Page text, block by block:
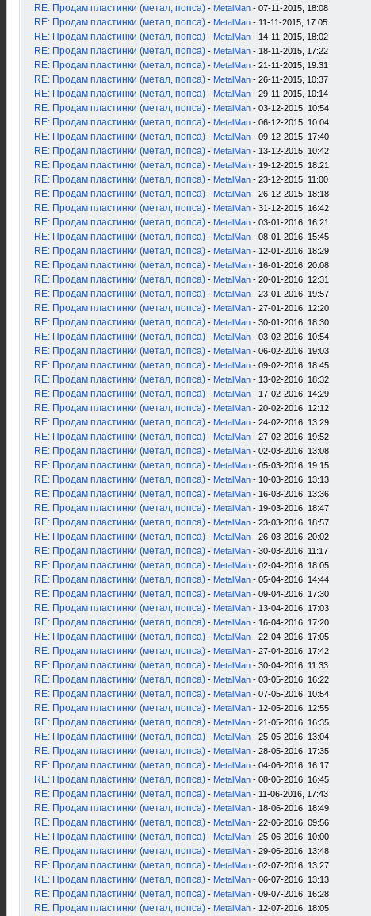
RE: Продам пластинки (метал, попса) - MetalMan - 07-11-2015, 18:08
RE: Продам пластинки (метал, попса) - MetalMan - 11-11-2015, 17:05
RE: Продам пластинки (метал, попса) - MetalMan - 14-11-2015, 18:02
RE: Продам пластинки (метал, попса) - MetalMan - 18-11-2015, 17:22
RE: Продам пластинки (метал, попса) - MetalMan - 21-11-2015, 19:31
RE: Продам пластинки (метал, попса) - MetalMan - 26-11-2015, 10:37
RE: Продам пластинки (метал, попса) - MetalMan - 29-11-2015, 10:14
RE: Продам пластинки (метал, попса) - MetalMan - 03-12-2015, 10:54
RE: Продам пластинки (метал, попса) - MetalMan - 06-12-2015, 10:04
RE: Продам пластинки (метал, попса) - MetalMan - 09-12-2015, 17:40
RE: Продам пластинки (метал, попса) - MetalMan - 13-12-2015, 10:42
RE: Продам пластинки (метал, попса) - MetalMan - 19-12-2015, 18:21
RE: Продам пластинки (метал, попса) - MetalMan - 23-12-2015, 11:00
RE: Продам пластинки (метал, попса) - MetalMan - 26-12-2015, 18:18
RE: Продам пластинки (метал, попса) - MetalMan - 31-12-2015, 16:42
RE: Продам пластинки (метал, попса) - MetalMan - 03-01-2016, 16:21
RE: Продам пластинки (метал, попса) - MetalMan - 08-01-2016, 15:45
RE: Продам пластинки (метал, попса) - MetalMan - 12-01-2016, 18:29
RE: Продам пластинки (метал, попса) - MetalMan - 16-01-2016, 20:08
RE: Продам пластинки (метал, попса) - MetalMan - 20-01-2016, 12:31
RE: Продам пластинки (метал, попса) - MetalMan - 23-01-2016, 19:57
RE: Продам пластинки (метал, попса) - MetalMan - 27-01-2016, 12:20
RE: Продам пластинки (метал, попса) - MetalMan - 30-01-2016, 18:30
RE: Продам пластинки (метал, попса) - MetalMan - 03-02-2016, 10:54
RE: Продам пластинки (метал, попса) - MetalMan - 06-02-2016, 19:03
RE: Продам пластинки (метал, попса) - MetalMan - 09-02-2016, 18:45
RE: Продам пластинки (метал, попса) - MetalMan - 13-02-2016, 18:32
RE: Продам пластинки (метал, попса) - MetalMan - 17-02-2016, 14:29
RE: Продам пластинки (метал, попса) - MetalMan - 20-02-2016, 12:12
RE: Продам пластинки (метал, попса) - MetalMan - 24-02-2016, 13:29
RE: Продам пластинки (метал, попса) - MetalMan - 27-02-2016, 19:52
RE: Продам пластинки (метал, попса) - MetalMan - 02-03-2016, 13:08
RE: Продам пластинки (метал, попса) - MetalMan - 05-03-2016, 19:15
RE: Продам пластинки (метал, попса) - MetalMan - 10-03-2016, 13:13
RE: Продам пластинки (метал, попса) - MetalMan - 16-03-2016, 13:36
RE: Продам пластинки (метал, попса) - MetalMan - 19-03-2016, 18:47
RE: Продам пластинки (метал, попса) - MetalMan - 23-03-2016, 18:57
RE: Продам пластинки (метал, попса) - MetalMan - 26-03-2016, 20:02
RE: Продам пластинки (метал, попса) - MetalMan - 30-03-2016, 11:17
RE: Продам пластинки (метал, попса) - MetalMan - 02-04-2016, 18:05
RE: Продам пластинки (метал, попса) - MetalMan - 05-04-2016, 14:44
RE: Продам пластинки (метал, попса) - MetalMan - 09-04-2016, 17:30
RE: Продам пластинки (метал, попса) - MetalMan - 13-04-2016, 17:03
RE: Продам пластинки (метал, попса) - MetalMan - 16-04-2016, 17:20
RE: Продам пластинки (метал, попса) - MetalMan - 22-04-2016, 17:05
RE: Продам пластинки (метал, попса) - MetalMan - 27-04-2016, 17:42
RE: Продам пластинки (метал, попса) - MetalMan - 30-04-2016, 11:33
RE: Продам пластинки (метал, попса) - MetalMan - 03-05-2016, 16:22
RE: Продам пластинки (метал, попса) - MetalMan - 07-05-2016, 10:54
RE: Продам пластинки (метал, попса) - MetalMan - 12-05-2016, 12:55
RE: Продам пластинки (метал, попса) - MetalMan - 21-05-2016, 16:35
RE: Продам пластинки (метал, попса) - MetalMan - 25-05-2016, 13:04
RE: Продам пластинки (метал, попса) - MetalMan - 28-05-2016, 17:35
RE: Продам пластинки (метал, попса) - MetalMan - 04-06-2016, 16:17
RE: Продам пластинки (метал, попса) - MetalMan - 08-06-2016, 16:45
RE: Продам пластинки (метал, попса) - MetalMan - 11-06-2016, 17:43
RE: Продам пластинки (метал, попса) - MetalMan - 18-06-2016, 18:49
RE: Продам пластинки (метал, попса) - MetalMan - 22-06-2016, 09:56
RE: Продам пластинки (метал, попса) - MetalMan - 25-06-2016, 10:00
RE: Продам пластинки (метал, попса) - MetalMan - 29-06-2016, 13:48
RE: Продам пластинки (метал, попса) - MetalMan - 02-07-2016, 13:27
RE: Продам пластинки (метал, попса) - MetalMan - 06-07-2016, 13:13
RE: Продам пластинки (метал, попса) - MetalMan - 09-07-2016, 16:28
RE: Продам пластинки (метал, попса) - MetalMan - 12-07-2016, 18:05